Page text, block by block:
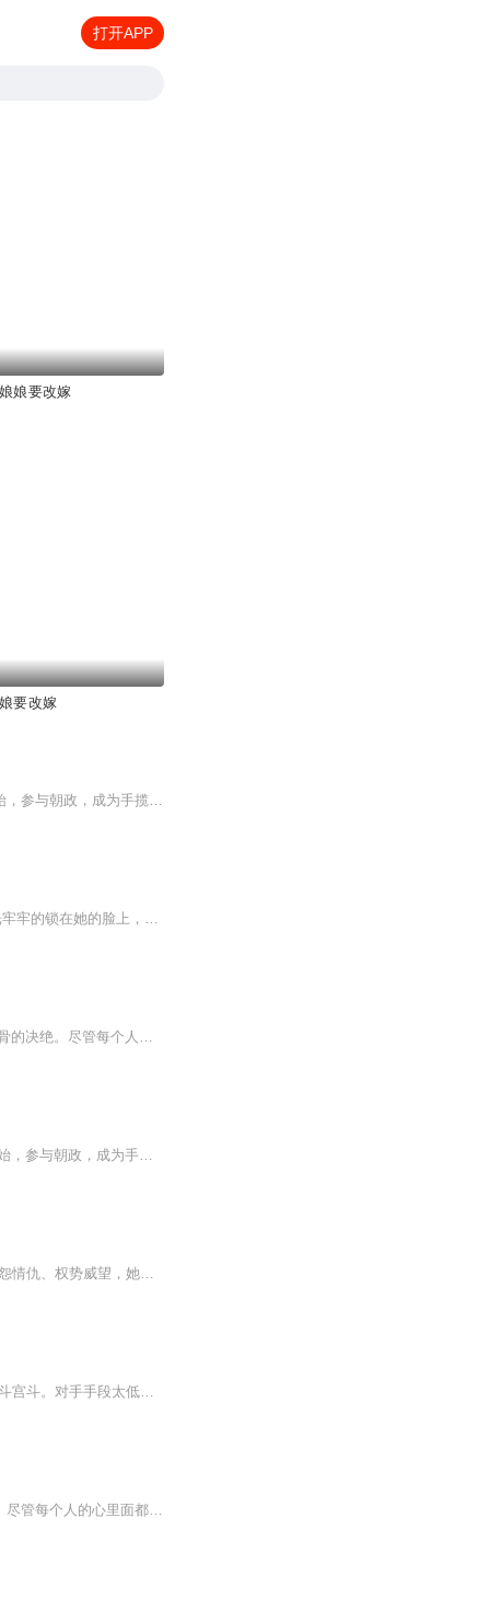
打开APP
娘要改嫁
要改嫁
顾无景的目光牢牢的锁在谢泊烟的脸上，嘴角，带上了淡淡的苦笑，“阿烟，孤做不到！”一开始，参与朝政，成为手揽大权的摄政王是因为她。再后来，不顾骂名，起兵叛乱，也只是想要证明给她看，他会赢得东辰的天下。而现在，他才发觉，在自己心里面，不管是...
为了家族荣耀进宫为妃，皇帝驾崩前封她为后，而他却因此成为权倾朝野的摄政王。 他的目光牢牢的锁在她的脸上，嘴角，带上了淡淡的苦笑，“阿烟，孤做不到！”一开始，参与朝政，成为手揽大权的摄政王是因为她。再后来，不顾骂名，起兵叛乱，也只是想要证明...
作品简介:“孤最后说一遍，退！”满带着冷酷和威严的声音在这深深宫墙之内响起，仿佛透着彻骨的决绝。尽管每个人的心里面都有些千般不愿，可是终究，他们服从了命令。十万大军，尽数退出。当皇宫的大门再次被重重关上之时，顾无景只身站在数百御林军面前，...
顾无景的目光牢牢的锁在谢泊烟的脸上，嘴角，带上了淡淡的苦笑，“阿烟，孤做不到！” 一开始，参与朝政，成为手揽大权的摄政王是因为她。再后来，不顾骂名，起兵叛乱，也只是想要证明给她看，他会赢得东辰的天下。而现在，他才发觉，在自己心里面，不管...
造化弄人，一代名门贵女谢泊烟竟成为东辰太后，而等待她的，确是四面楚歌。家族利益、恩怨情仇、权势威望，她将何去何从？本剧为精品免费多播剧，后续还会继续为大家录制免费小说剧，喜欢请关注我哦，也欢迎大家留言、评论，虚心改进，只为奉献更满意的作品。作者：江灵录制主播介绍：泡椒羊羊（全部女声角色）曾为众多工作室录制多本有声小说剧，点击量近百万。 刻梦（除风晟全部男角色） 声音可塑性强，声线多变，曾多次录制有声小说。特别感谢：人到中年的李皮（饰演风晟一角），《声临其境》第二季...
一顿野山菌火锅，沐云清成了异时空的王府小姐，父母早亡哥哥失踪奶奶中风，她被迫开始宅斗宫斗。对手手段太低级，她斗得很无聊，一日终于受不了，跑到蜈蚣山决定占山为王，劫富济贫，逍遥快活。可谁知第一次吃大户，竟是被燕王李怀瑾给缠上了。山顶上，沐...
“孤最后说一遍，退！”满带着冷酷和威严的声音在这深深宫墙之内响起，仿佛透着彻骨的决绝。尽管每个人的心里面都有些千般不愿，可是终究，他们服从了命令。十万大军，尽数退出。当皇宫的大门再次被重重关上之时，顾无景只身站在数百御林军面前，却始终，...